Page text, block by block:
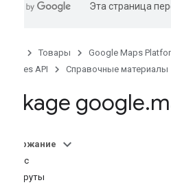
Эта страница
Товары Google Maps
Routes API
Справочные материалы
Package google.
Содержание
Индекс
Маршруты